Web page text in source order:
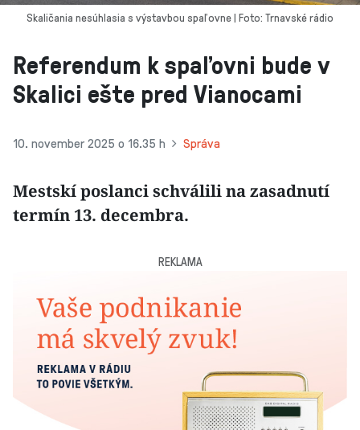
Referendum k spaľovni bude v
Skalici ešte pred Vianocami
10. november 2025 o 16.35 h Správa
Mestskí poslanci schválili na zasadnutí
termín 13. decembra.
Skaličania nesúhlasia s výstavbou spaľovne | Foto: Trnavské rádio
REKLAMA